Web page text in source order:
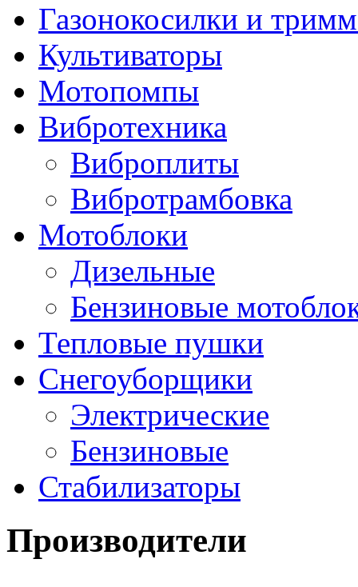
Газонокосилки и
Культиваторы
Мотопомпы
Вибротехника
Виброплиты
Вибротрамбовка
Мотоблоки
Дизельные
Бензиновые
Тепловые пушки
Снегоуборщики
Электрические
Бензиновые
Стабилизаторы
Производители